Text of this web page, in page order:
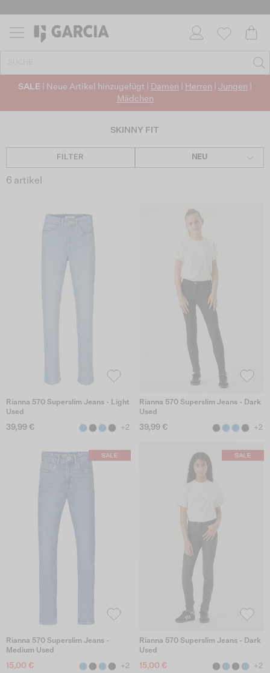
SALE | Neue Artikel hinzugefügt | Damen Herren Jungen
Mädchen
SKINNY FIT
FILTER NEU
6 artikel
Rianna 570 Superslim Jeans - Light
Used
39,99 € +2
Rianna 570 Superslim Jeans - Dark
Used
39,99 € +2
Rianna 570 Superslim Jeans -
Medium Used
15,00 € +2
Rianna 570 Superslim Jeans - Dark
Used
15,00 € +2